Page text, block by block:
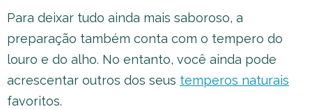
Para deixar tudo ainda mais saboroso, a
preparação também conta com o tempero do
louro e do alho. No entanto, você ainda pode
acrescentar outros dos seus temperos naturais
favoritos.